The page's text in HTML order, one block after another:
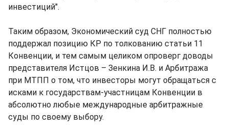
инвестиций".
Таким образом, Экономический суд СНГ полностью
поддержал позицию КР по толкованию статьи 11
Конвенции, и тем самым целиком опроверг доводы
представителя Истцов – Зенкина И.В. и Арбитража
при МТПП о том, что инвесторы могут обращаться с
исками к государствам-участницам Конвенции в
абсолютно любые международные арбитражные
суды по своему выбору.